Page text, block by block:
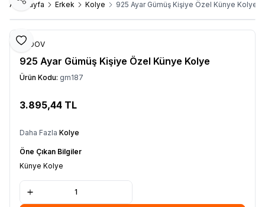
Ana Sayfa Erkek Kolye 925 Ayar Gümüş Kişiye Özel Künye Kolye
Favoriye Ekle
Paylaş
VAOOV
925 Ayar Gümüş Kişiye Özel Künye Kolye
Ürün Kodu: gm187
3.895,44 TL
Daha Fazla Kolye
Öne Çıkan Bilgiler
Künye Kolye